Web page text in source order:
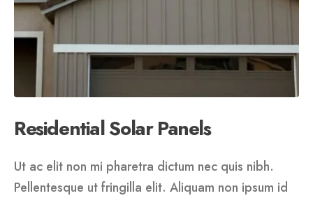
Residential Solar Panels
Ut ac elit non mi pharetra dictum nec quis nibh.
Pellentesque ut fringilla elit. Aliquam non ipsum id